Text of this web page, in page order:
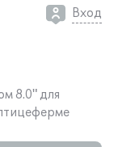
Вход
8.0" для